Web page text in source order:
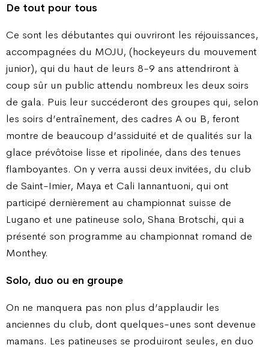
De tout pour tous
Ce sont les débutantes qui ouvriront les réjouissances,
accompagnées du MOJU, (hockeyeurs du mouvement
junior), qui du haut de leurs 8-9 ans attendriront à
coup sûr un public attendu nombreux les deux soirs
de gala. Puis leur succéderont des groupes qui, selon
les soirs d’entraînement, des cadres A ou B, feront
montre de beaucoup d’assiduité et de qualités sur la
glace prévôtoise lisse et ripolinée, dans des tenues
flamboyantes. On y verra aussi deux invitées, du club
de Saint-Imier, Maya et Cali Iannantuoni, qui ont
participé dernièrement au championnat suisse de
Lugano et une patineuse solo, Shana Brotschi, qui a
présenté son programme au championnat romand de
Monthey.
Solo, duo ou en groupe
On ne manquera pas non plus d’applaudir les
anciennes du club, dont quelques-unes sont devenue
mamans. Les patineuses se produiront seules, en duo